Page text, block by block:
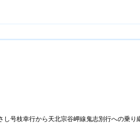
号枝幸行から天北宗谷岬線鬼志別行への乗り